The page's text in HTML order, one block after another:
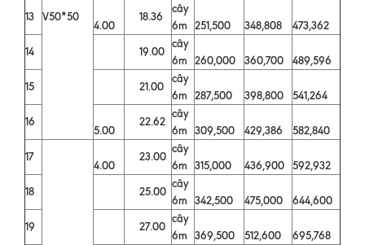
V50*50
13
4.00
18.36
cây
6m
251,500 348,808
473,362
14
19.00
cây
6m
260,000 360,700
489,596
15
21.00
cây
6m
287,500 398,800
541,264
16
5.00
22.62
cây
6m
309,500 429,386
582,840
17
4.00
23.00
cây
6m
315,000 436,900
592,932
18
25.00
cây
6m
342,500 475,000
644,600
19
27.00
cây
6m
369,500 512,600
695,768